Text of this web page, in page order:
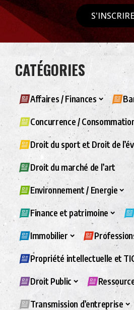
S'INSCRIRE
CATÉGORIES
Affaires / Finances
Concurrence /
Droit du sport et Droit de
Droit du marché de l’art
Environnement / Energie
Finance et patrimoine
Immobilier
Propriété intellectuelle et
Droit Public
Transmission d’entreprise